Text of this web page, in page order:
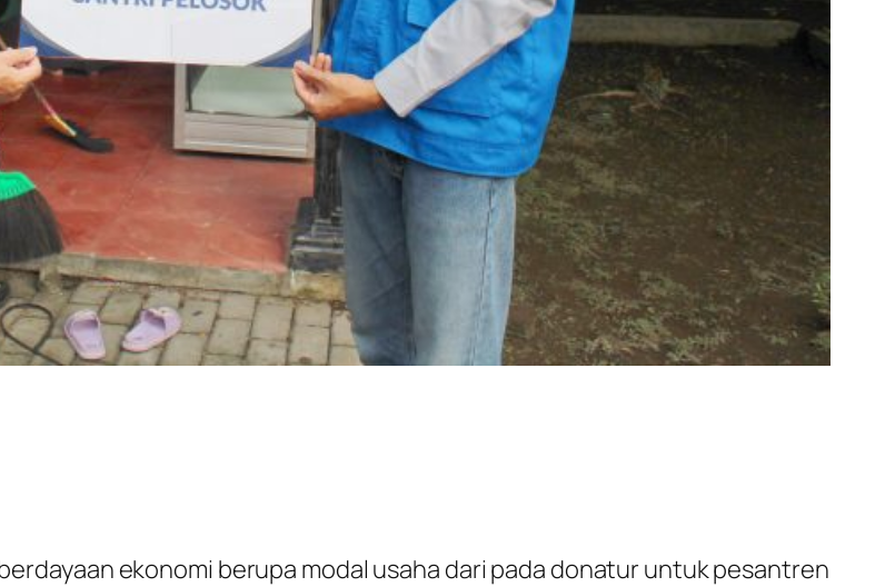
ekonomi berupa modal usaha dari pada donatur untuk pesantren